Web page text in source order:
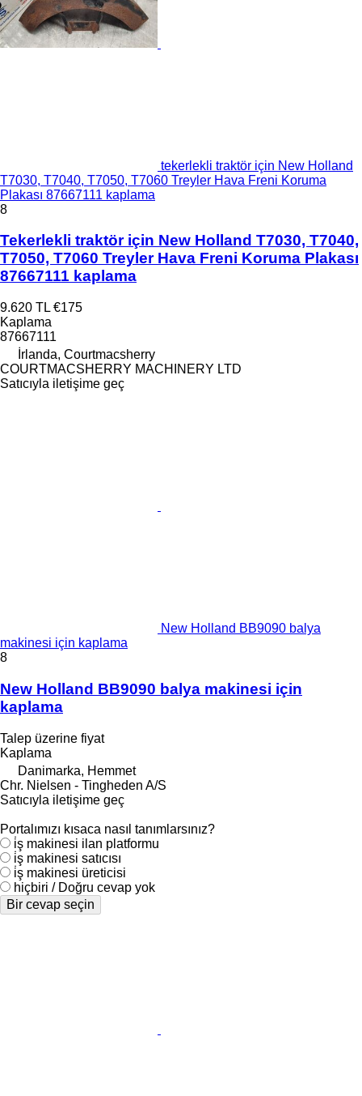
tekerlekli traktör için New Holland
T7030, T7040, T7050, T7060 Treyler Hava Freni Koruma
Plakası 87667111 kaplama
8
Tekerlekli traktör için New Holland T7030, T7040,
T7050, T7060 Treyler Hava Freni Koruma Plakası
87667111 kaplama
9.620 TL €175
Kaplama
87667111
İrlanda, Courtmacsherry
COURTMACSHERRY MACHINERY LTD
Satıcıyla iletişime geç
New Holland BB9090 balya
makinesi için kaplama
8
New Holland BB9090 balya makinesi için
kaplama
Talep üzerine fiyat
Kaplama
Danimarka, Hemmet
Chr. Nielsen - Tingheden A/S
Satıcıyla iletişime geç
Portalımızı kısaca nasıl tanımlarsınız?
i̇ş makinesi ilan platformu
i̇ş makinesi satıcısı
i̇ş makinesi üreticisi
hiçbiri / Doğru cevap yok
Bir cevap seçin